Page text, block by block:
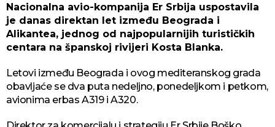
Nacionalna avio-kompanija Er Srbija uspostavila
je danas direktan let između Beograda i
Alikantea, jednog od najpopularnijih turističkih
centara na španskoj rivijeri Kosta Blanka.
Letovi između Beograda i ovog mediteranskog grada
obavljaće se dva puta nedeljno, ponedeljkom i petkom,
avionima erbas A319 i A320.